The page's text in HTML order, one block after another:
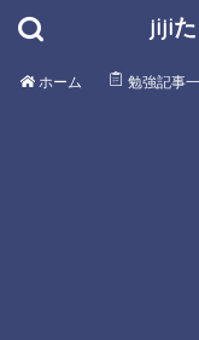
jiji
ホーム 勉強記事